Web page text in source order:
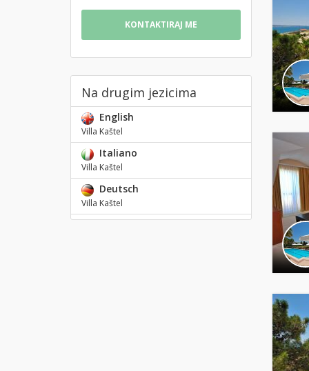
KONTAKTIRAJ ME
Na drugim jezicima
English
Villa Kaštel
Italiano
Villa Kaštel
Deutsch
Villa Kaštel